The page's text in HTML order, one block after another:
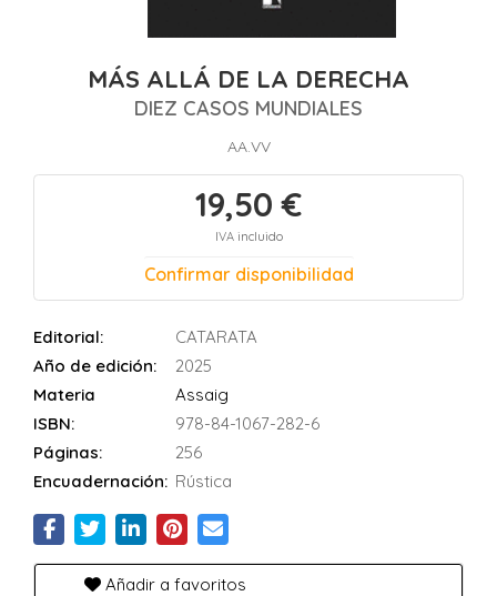
MÁS ALLÁ DE LA DERECHA
DIEZ CASOS MUNDIALES
AA.VV
19,50 €
IVA incluido
Confirmar disponibilidad
Editorial:
CATARATA
Año de edición:
2025
Materia
Assaig
ISBN:
978-84-1067-282-6
Páginas:
256
Encuadernación: Rústica
Añadir a favoritos